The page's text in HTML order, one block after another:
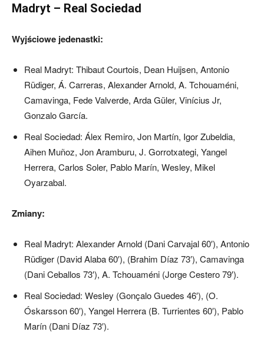
Madryt – Real Sociedad
Wyjściowe jedenastki:
Real Madryt: Thibaut Courtois, Dean Huijsen, Antonio
Rüdiger, Á. Carreras, Alexander Arnold, A. Tchouaméni,
Camavinga, Fede Valverde, Arda Güler, Vinícius Jr,
Gonzalo García.
Real Sociedad: Álex Remiro, Jon Martín, Igor Zubeldia,
Aihen Muñoz, Jon Aramburu, J. Gorrotxategi, Yangel
Herrera, Carlos Soler, Pablo Marín, Wesley, Mikel
Oyarzabal.
Zmiany:
Real Madryt: Alexander Arnold (Dani Carvajal 60′), Antonio
Rüdiger (David Alaba 60′), (Brahim Díaz 73′), Camavinga
(Dani Ceballos 73′), A. Tchouaméni (Jorge Cestero 79′).
Real Sociedad: Wesley (Gonçalo Guedes 46′), (O.
Óskarsson 60′), Yangel Herrera (B. Turrientes 60′), Pablo
Marín (Dani Díaz 73′).